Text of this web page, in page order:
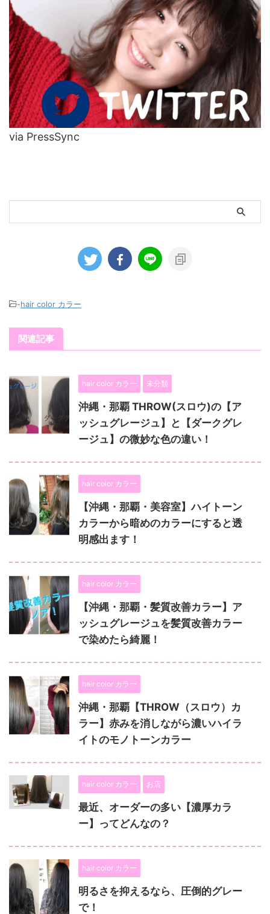
via PressSync
-hair color カラー
関連記事
hair color カラー 未分類
沖縄・那覇 THROW(スロウ)の【ア
ッシュグレージュ】と【ダークグレ
ージュ】の微妙な色の違い！
hair color カラー
【沖縄・那覇・美容室】ハイトーン
カラーから暗めのカラーにすると透
明感出ます！
hair color カラー
【沖縄・那覇・髪質改善カラー】ア
ッシュグレージュを髪質改善カラー
で染めたら綺麗！
hair color カラー
沖縄・那覇【THROW（スロウ）カ
ラー】赤みを消しながら濃いハイラ
イトのモノトーンカラー
hair color カラー お店
最近、オーダーの多い【濃厚カラ
ー】ってどんなの？
hair color カラー
明るさを抑えるなら、圧倒的グレー
で！